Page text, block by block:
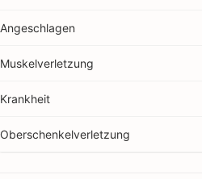
Angeschlagen
Muskelverletzung
Krankheit
Oberschenkelverletzung